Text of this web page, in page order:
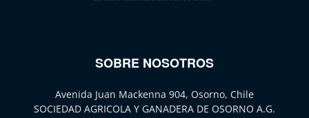
SOBRE NOSOTROS
Avenida Juan Mackenna 904, Osorno, Chile
SOCIEDAD AGRICOLA Y GANADERA DE OSORNO A.G.